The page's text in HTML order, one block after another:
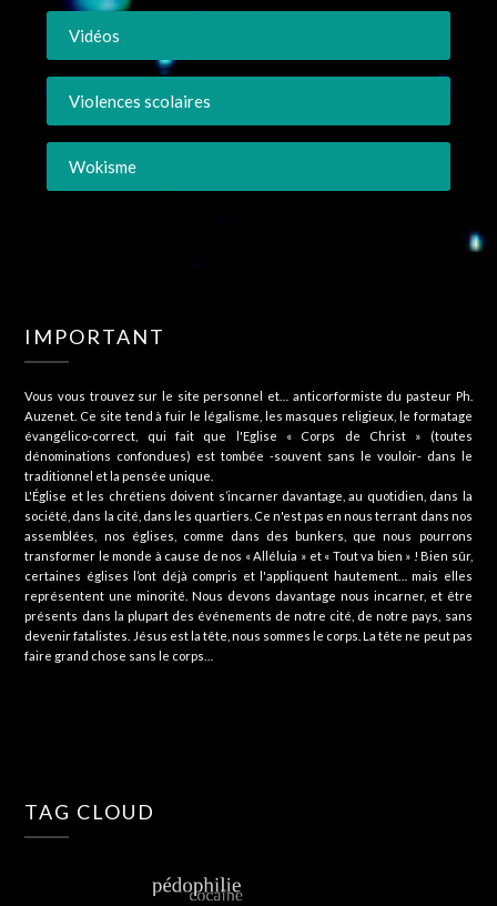
Vidéos
Violences scolaires
Wokisme
IMPORTANT
Vous vous trouvez sur le site personnel et… anticorformiste du pasteur Ph.
Auzenet. Ce site tend à fuir le légalisme, les masques religieux, le formatage
évangélico-correct, qui fait que l'Eglise « Corps de Christ » (toutes
dénominations confondues) est tombée -souvent sans le vouloir- dans le
traditionnel et la pensée unique.
L'Église et les chrétiens doivent s’incarner davantage, au quotidien, dans la
société, dans la cité, dans les quartiers. Ce n'est pas en nous terrant dans nos
assemblées, nos églises, comme dans des bunkers, que nous pourrons
transformer le monde à cause de nos « Alléluia » et « Tout va bien » ! Bien sûr,
certaines églises l’ont déjà compris et l'appliquent hautement… mais elles
représentent une minorité. Nous devons davantage nous incarner, et être
présents dans la plupart des événements de notre cité, de notre pays, sans
devenir fatalistes. Jésus est la tête, nous sommes le corps. La tête ne peut pas
faire grand chose sans le corps…
TAG CLOUD